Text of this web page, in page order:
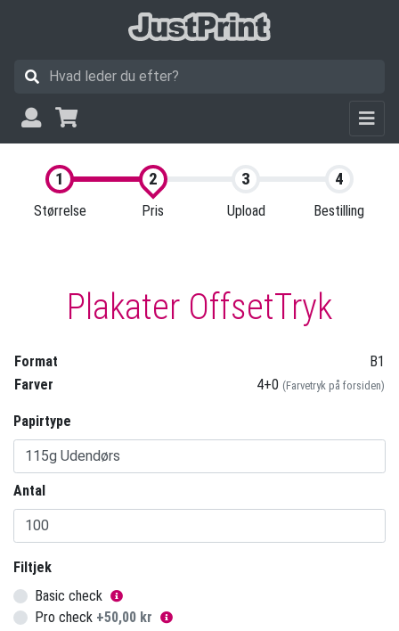
Størrelse Pris Upload Bestilling
Plakater OffsetTryk
Format
B1
Farver
4+0 (Farvetryk på forsiden)
Papirtype
Antal
Filtjek
Basic check
Pro check +50,00 kr